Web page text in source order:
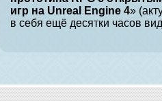
игр на Unreal Engine 4»
в себя ещё десятки часов